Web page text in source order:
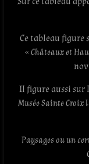
Ce tableau figure
«Châteaux et
Il figure aussi sur
Musée Sainte Croix
Paysages ou un